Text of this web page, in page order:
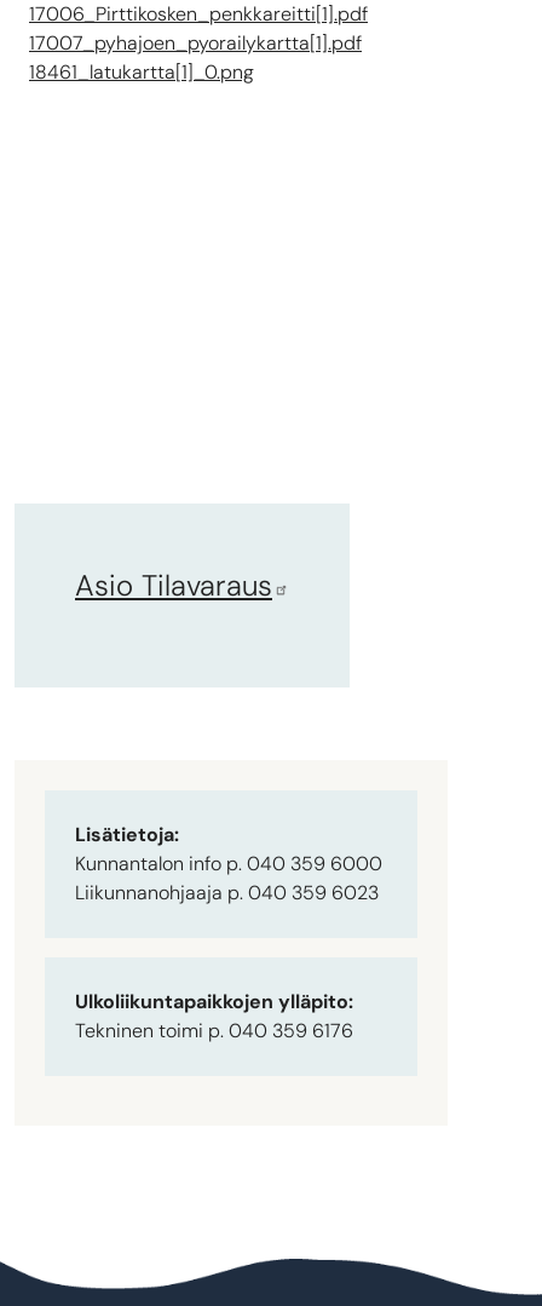
Asio Tilavaraus
Lisätietoja:
Kunnantalon info p. 040 359 6000
Liikunnanohjaaja p. 040 359 6023
Ulkoliikuntapaikkojen ylläpito:
Tekninen toimi p. 040 359 6176
17006_Pirttikosken_penkkareitti[1].pdf
17007_pyhajoen_pyorailykartta[1].pdf
18461_latukartta[1]_0.png